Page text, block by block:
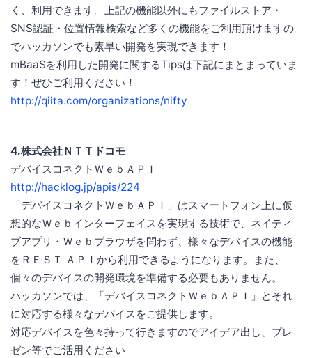
く、利用できます。上記の機能以外にもファイルストア・
SNS認証・位置情報検索など多くの機能をご利用頂けますの
でハッカソンでも素早い開発を実現できます！
mBaaSを利用した開発に関するTipsは下記にまとまっていま
す！ぜひご利用ください！
http://qiita.com/organizations/nifty
4.株式会社ＮＴＴドコモ
デバイスコネクトＷｅｂＡＰＩ
http://hacklog.jp/apis/224
「デバイスコネクトＷｅｂＡＰＩ」はスマートフォン上に仮
想的なＷｅｂインターフェイスを実現する技術で、ネイティ
ブアプリ・Ｗｅｂブラウザを問わず、様々なデバイスの機能
をＲＥＳＴ ＡＰＩから利用できるようになります。また、
個々のデバイスの開発環境を準備する必要もありません。
ハッカソンでは、「デバイスコネクトＷｅｂＡＰＩ」とそれ
に対応する様々なデバイスをご提供します。
対応デバイスを色々持って行きますのでアイデア出し、プレ
ゼン等でご活用ください